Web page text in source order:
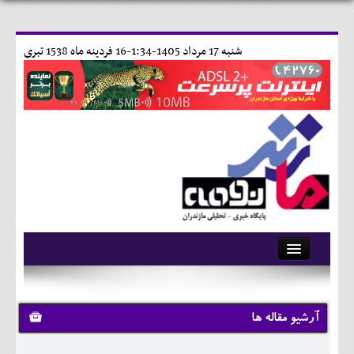
16 فردينه ماه 1538 تبری شنبه 17 مرداد 1405-1:34-
آرشیو
تماس با ما
وبلاگ
آرشیو مقاله ها